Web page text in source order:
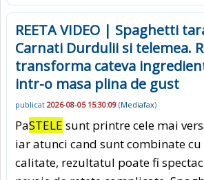
REETA VIDEO | Spaghetti
Carnati Durdulii si telemea.
transforma cateva
intr-o masa plina de gust
publicat 2026-08-05 15:30:09 (Mediafax)
PaSTELE sunt printre cele mai
iar atunci cand sunt combinate
calitate, rezultatul poate fi